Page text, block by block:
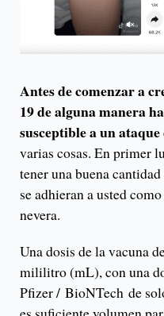
Antes de comenzar a
19 de alguna manera
susceptible a un
varias cosas. En primer
tener una buena
se adhieran a usted
nevera.
Una dosis de la vacuna
mililitro (mL), con una
Pfizer / BioNTech de